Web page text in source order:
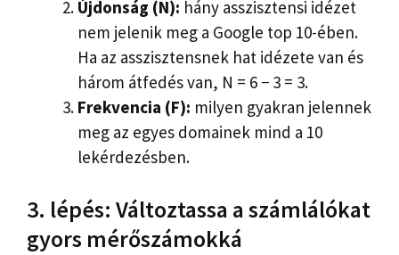
Újdonság (N): hány asszisztensi idézet
nem jelenik meg a Google top 10-ében.
Ha az asszisztensnek hat idézete van és
három átfedés van, N = 6 − 3 = 3.
Frekvencia (F): milyen gyakran jelennek
meg az egyes domainek mind a 10
lekérdezésben.
3. lépés: Változtassa a számlálókat
gyors mérőszámokká